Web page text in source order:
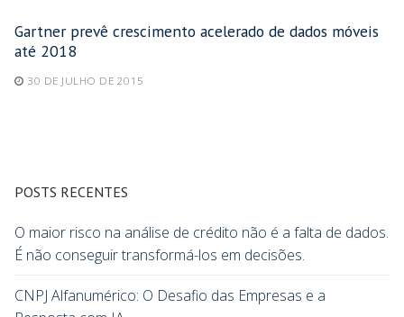
Gartner prevê crescimento acelerado de dados móveis
até 2018
30 DE JULHO DE 2015
POSTS RECENTES
O maior risco na análise de crédito não é a falta de dados.
É não conseguir transformá-los em decisões.
CNPJ Alfanumérico: O Desafio das Empresas e a